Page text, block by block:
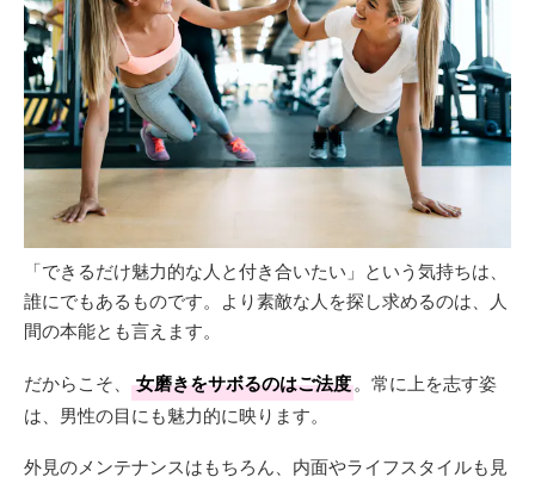
「できるだけ魅力的な人と付き合いたい」という気持ちは、
誰にでもあるものです。より素敵な人を探し求めるのは、人
間の本能とも言えます。
だからこそ、 女磨きをサボるのはご法度。常に上を志す姿
は、男性の目にも魅力的に映ります。
外見のメンテナンスはもちろん、内面やライフスタイルも見